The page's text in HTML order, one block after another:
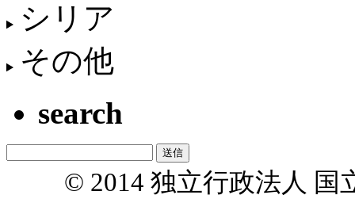
シリア
その他
search
© 2014 独立行政法人 国